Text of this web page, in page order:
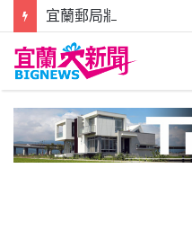
宜蘭郵局牆壁磁磚掉落